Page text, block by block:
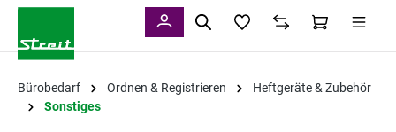
Bürobedarf Ordnen & Registrieren
Heftgeräte & Zubehör
Sonstiges